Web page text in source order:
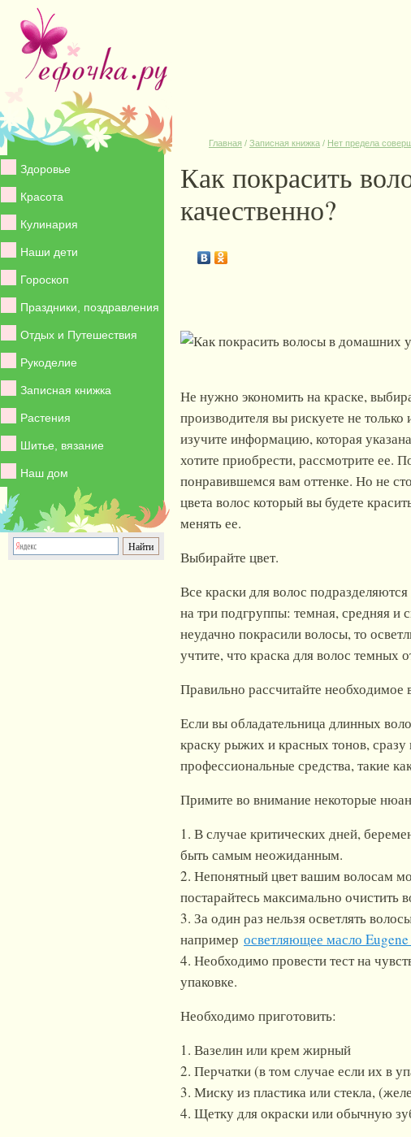
Здоровье
Красота
Кулинария
Наши дети
Гороскоп
Праздники, поздравления
Отдых и Путешествия
Рукоделие
Записная книжка
Растения
Шитье, вязание
Наш дом
Главная / Записная книжка / Нет предела
Как покрасить
качественно?
Не нужно экономить на краске,
производителя вы рискуете не
изучите информацию, которая
хотите приобрести, рассмотрите ее.
понравившемся вам оттенке. Но не
цвета волос который вы будете
менять ее.
Выбирайте цвет.
Все краски для волос
на три подгруппы: темная, средняя и
неудачно покрасили волосы, то
учтите, что краска для волос темных
Правильно рассчитайте необходимое
Если вы обладательница длинных
краску рыжих и красных тонов,
профессиональные средства, такие
Примите во внимание некоторые
1. В случае критических дней,
быть самым неожиданным.
2. Непонятный цвет вашим волосам
постарайтесь максимально очистить
3. За один раз нельзя осветлять
например осветляющее масло
4. Необходимо провести тест на
упаковке.
Необходимо приготовить:
1. Вазелин или крем жирный
2. Перчатки (в том случае если их в
3. Миску из пластика или стекла,
4. Щетку для окраски или обычную